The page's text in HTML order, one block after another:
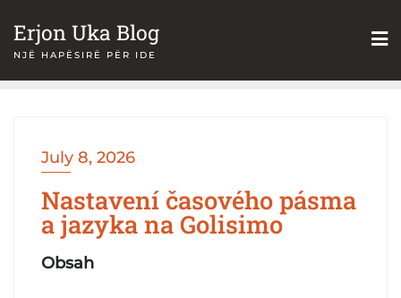
toErjon Uka Blog
NJË HAPËSIRË PËR IDE
July 8, 2026
Nastavení časového pásma
a jazyka na Golisimo
Obsah